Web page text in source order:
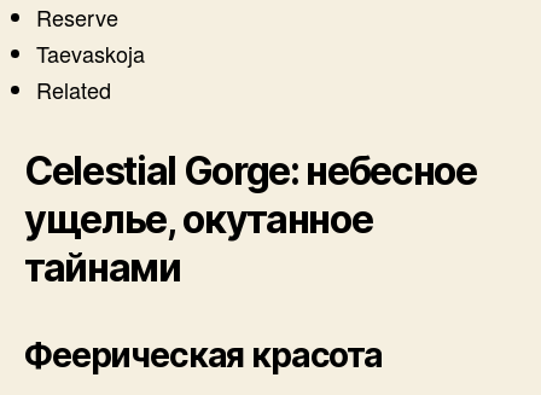
Reserve
Taevaskoja
Related
Celestial Gorge: небесное
ущелье, окутанное
тайнами
Феерическая красота